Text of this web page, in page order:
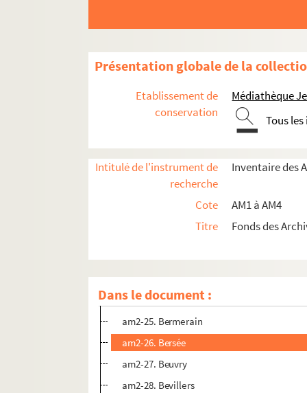
Présentation globale de la
Etablissement de
conservation
Médiathèque
Tous
Intitulé de l'instrument de
recherche
Inventaire des
Cote
AM1 à AM4
Titre
Fonds des
Dans le document :
am2-13. Ascq
am2-15. Aubencheul-au-Bois
am2-17. Avelin
am2-18. Avesnes-lez-Aubert
am2-22. Bavay
am2-23. Bergues
am2-24. Berlaimont
am2-25. Bermerain
am2-26. Bersée
am2-27. Beuvry
am2-28. Bevillers